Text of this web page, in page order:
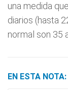
una medida
diarios (hasta
normal son 35
EN ESTA NOTA: